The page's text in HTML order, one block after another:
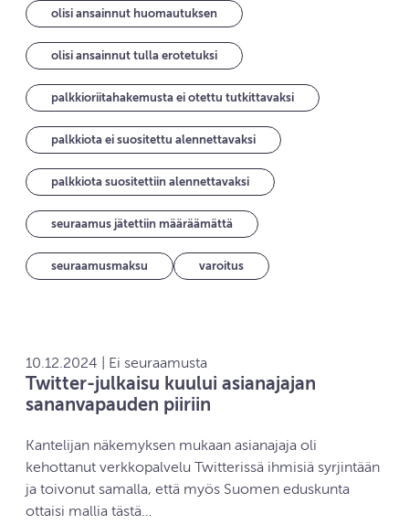
olisi ansainnut huomautuksen
olisi ansainnut tulla erotetuksi
palkkioriitahakemusta ei otettu tutkittavaksi
palkkiota ei suositettu alennettavaksi
palkkiota suositettiin alennettavaksi
seuraamus jätettiin määräämättä
seuraamusmaksu varoitus
10.12.2024 | Ei seuraamusta
Twitter-julkaisu kuului asianajajan
sananvapauden piiriin
Kantelijan näkemyksen mukaan asianajaja oli
kehottanut verkkopalvelu Twitterissä ihmisiä syrjintään
ja toivonut samalla, että myös Suomen eduskunta
ottaisi mallia tästä…